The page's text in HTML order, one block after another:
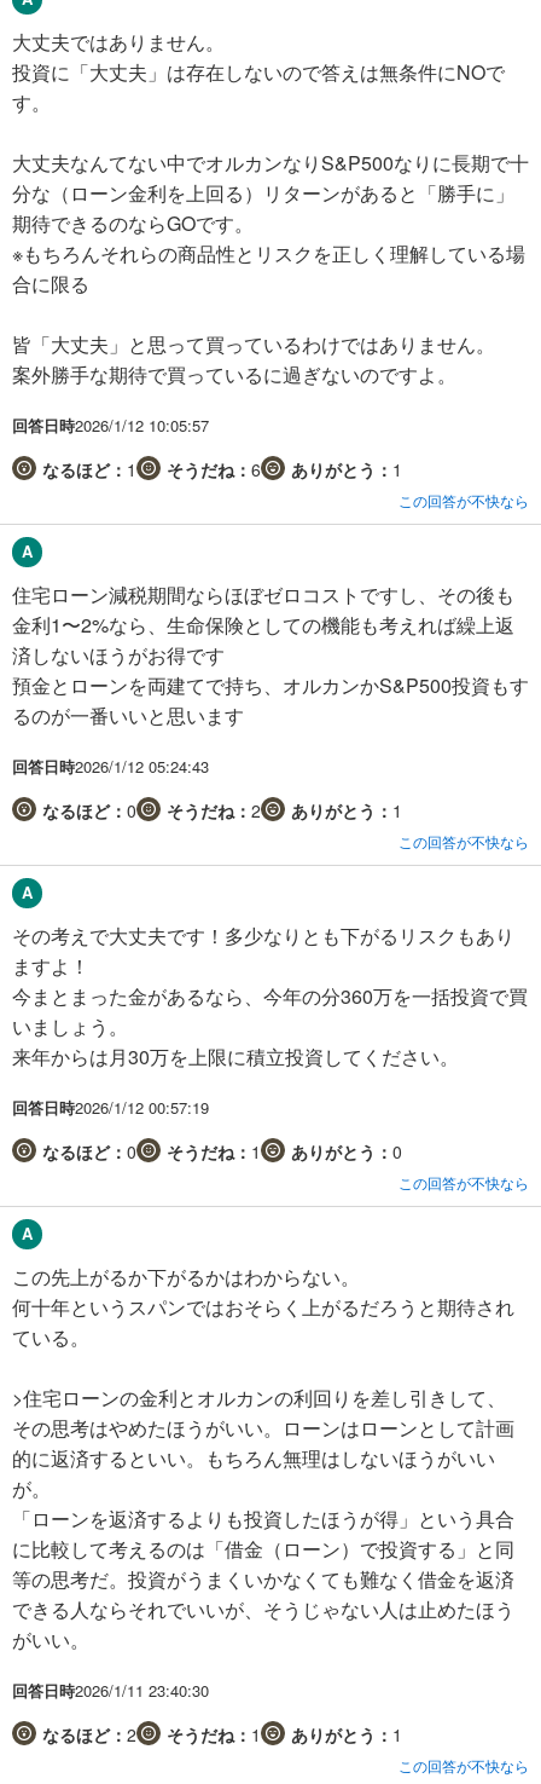
大丈夫ではありません。
投資に「大丈夫」は存在しないので答えは無条件にNOで
す。
大丈夫なんてない中でオルカンなりS&P500なりに長期で十
分な（ローン金利を上回る）リターンがあると「勝手に」
期待できるのならGOです。
※もちろんそれらの商品性とリスクを正しく理解している場
合に限る
皆「大丈夫」と思って買っているわけではありません。
案外勝手な期待で買っているに過ぎないのですよ。
回答日時2026/1/12 10:05:57
なるほど： 1 そうだね： 6 ありがとう： 1
この回答が不快なら
住宅ローン減税期間ならほぼゼロコストですし、その後も
金利1〜2%なら、生命保険としての機能も考えれば繰上返
済しないほうがお得です
預金とローンを両建てで持ち、オルカンかS&P500投資もす
るのが一番いいと思います
回答日時2026/1/12 05:24:43
なるほど： 0 そうだね： 2 ありがとう： 1
この回答が不快なら
その考えで大丈夫です！多少なりとも下がるリスクもあり
ますよ！
今まとまった金があるなら、今年の分360万を一括投資で買
いましょう。
来年からは月30万を上限に積立投資してください。
回答日時2026/1/12 00:57:19
なるほど： 0 そうだね： 1 ありがとう： 0
この回答が不快なら
この先上がるか下がるかはわからない。
何十年というスパンではおそらく上がるだろうと期待され
ている。
>住宅ローンの金利とオルカンの利回りを差し引きして、
その思考はやめたほうがいい。ローンはローンとして計画
的に返済するといい。もちろん無理はしないほうがいい
が。
「ローンを返済するよりも投資したほうが得」という具合
に比較して考えるのは「借金（ローン）で投資する」と同
等の思考だ。投資がうまくいかなくても難なく借金を返済
できる人ならそれでいいが、そうじゃない人は止めたほう
がいい。
回答日時2026/1/11 23:40:30
なるほど： 2 そうだね： 1 ありがとう： 1
この回答が不快なら